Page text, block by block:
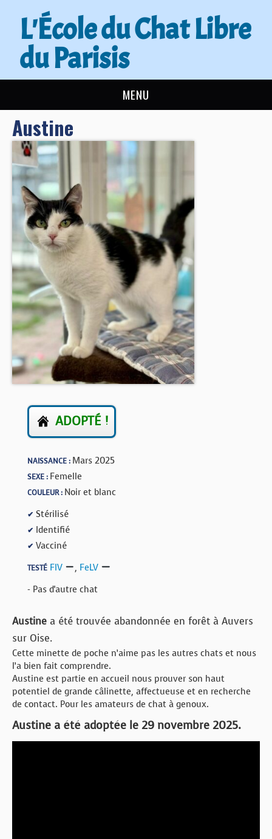
L'École du Chat Libre
du Parisis
MENU
L’ÉCOLE DU CHAT
ACTUALITÉS
ADOPTER
NOUS AIDER
CONTACT
BOUTIQUE
FORUM
Austine
ADOPTÉ !
NAISSANCE : Mars 2025
SEXE : Femelle
COULEUR : Noir et blanc
✔ Stérilisé
✔ Identifié
✔ Vacciné
TESTÉ FIV , FeLV
- Pas d'autre chat
Austine a été trouvée abandonnée en forêt à Auvers
sur Oise.
Cette minette de poche n’aime pas les autres chats et nous
l’a bien fait comprendre.
Austine est partie en accueil nous prouver son haut
potentiel de grande câlinette, affectueuse et en recherche
de contact. Pour les amateurs de chat à genoux.
Austine a été adoptée le 29 novembre 2025.